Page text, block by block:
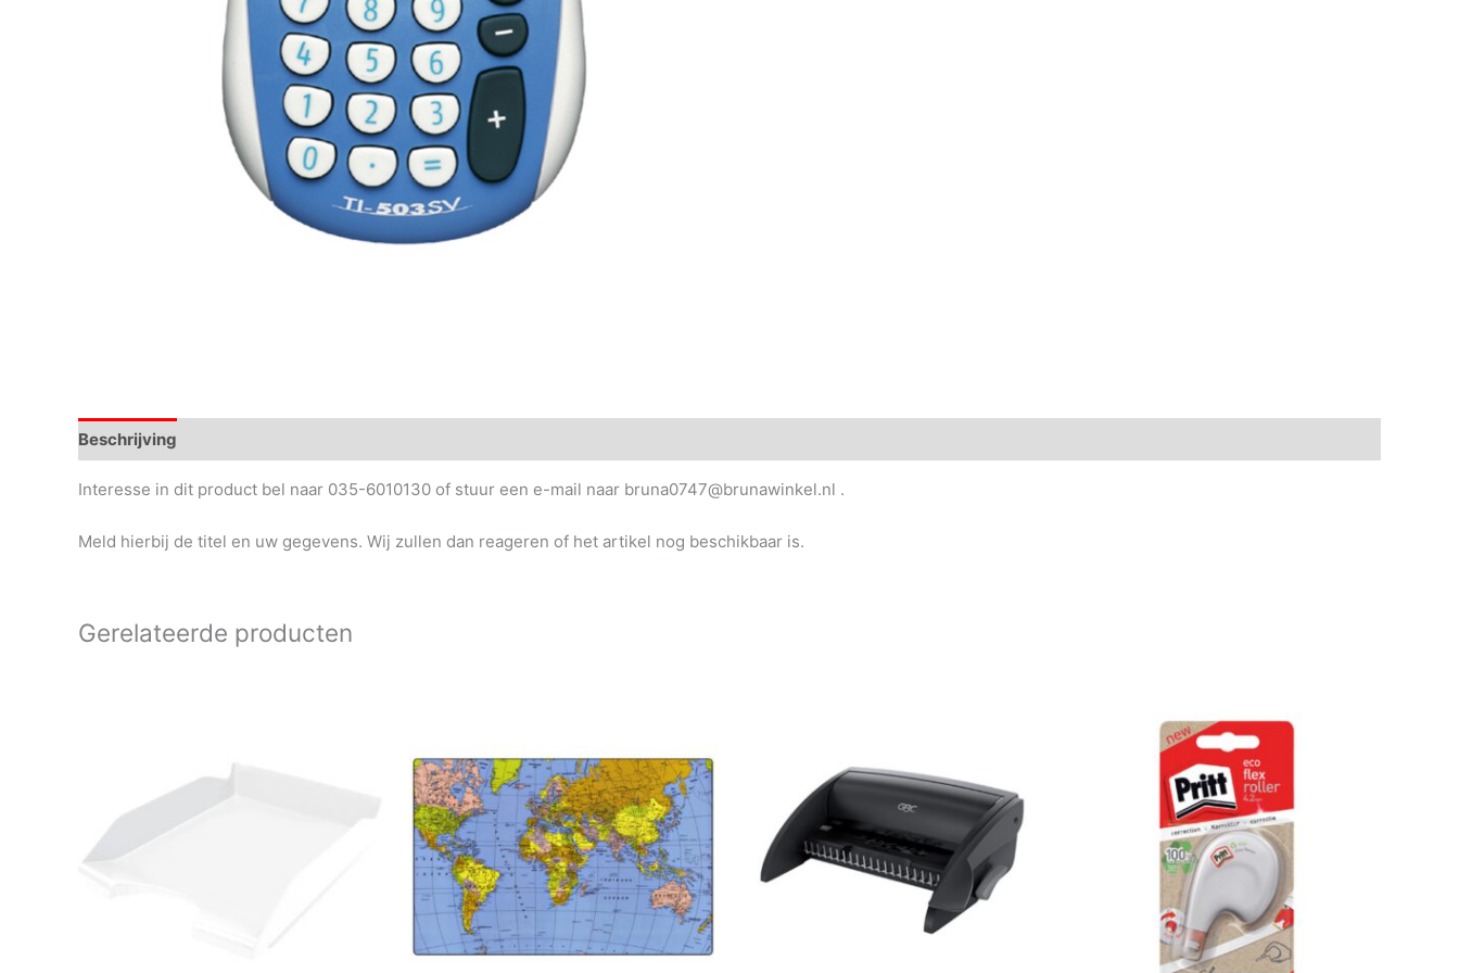
Beschrijving
Interesse in dit product bel naar 035-6010130 of stuur een e-mail naar bruna0747@brunawinkel.nl .
Meld hierbij de titel en uw gegevens. Wij zullen dan reageren of het artikel nog beschikbaar is.
Gerelateerde producten